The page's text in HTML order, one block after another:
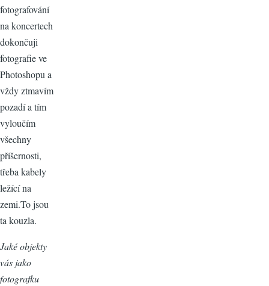
fotografování
na koncertech
dokončuji
fotografie ve
Photoshopu a
vždy ztmavím
pozadí a tím
vyloučím
všechny
příšernosti,
třeba kabely
ležící na
zemi.To jsou
ta kouzla.
Jaké objekty
vás jako
fotografku